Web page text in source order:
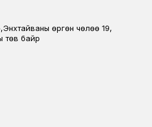
өргөн чөлөө 19,
төв байр